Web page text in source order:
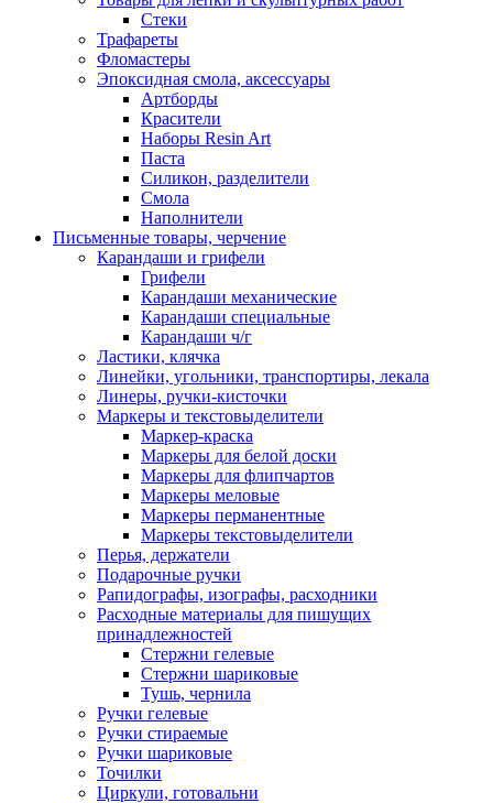
Стеки
Трафареты
Фломастеры
Эпоксидная смола, аксессуары
Артборды
Красители
Наборы Resin Art
Паста
Силикон, разделители
Смола
Наполнители
Письменные товары, черчение
Карандаши и грифели
Грифели
Карандаши механические
Карандаши специальные
Карандаши ч/г
Ластики, клячка
Линейки, угольники, транспортиры, лекала
Линеры, ручки-кисточки
Маркеры и текстовыделители
Маркер-краска
Маркеры для белой доски
Маркеры для флипчартов
Маркеры меловые
Маркеры перманентные
Маркеры текстовыделители
Перья, держатели
Подарочные ручки
Рапидографы, изографы, расходники
Расходные материалы для пишущих
принадлежностей
Стержни гелевые
Стержни шариковые
Тушь, чернила
Ручки гелевые
Ручки стираемые
Ручки шариковые
Точилки
Циркули, готовальни